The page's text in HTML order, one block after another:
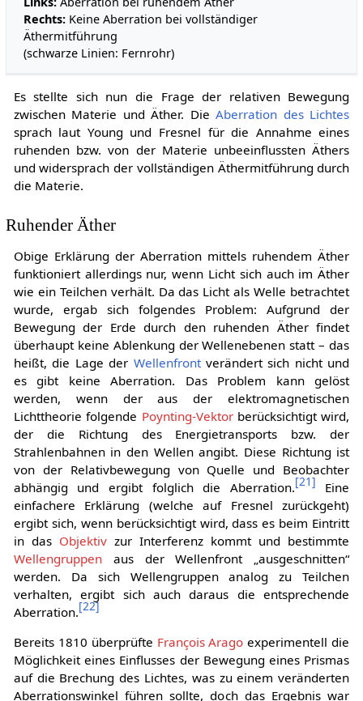
Rechts: Keine Aberration bei vollständiger
Äthermitführung
(schwarze Linien: Fernrohr)
Es stellte sich nun die Frage der relativen Bewegung
zwischen Materie und Äther. DieAberration des Lichtes
sprach laut Young und Fresnel für die Annahme eines
ruhenden bzw. von der Materie unbeeinflussten Äthers
und widersprach der vollständigen Äthermitführung durch
die Materie.
Ruhender Äther
Obige Erklärung der Aberration mittels ruhendem Äther
funktioniert allerdings nur, wenn Licht sich auch im Äther
wie ein Teilchen verhält. Da das Licht als Welle betrachtet
wurde, ergab sich folgendes Problem: Aufgrund der
Bewegung der Erde durch den ruhenden Äther findet
überhaupt keine Ablenkung der Wellenebenen statt – das
heißt, die Lage der Wellenfrontverändert sich nicht und
es gibt keine Aberration. Das Problem kann gelöst
werden, wenn der aus der elektromagnetischen
Lichttheorie folgende Poynting-Vektorberücksichtigt wird,
der die Richtung des Energietransports bzw. der
Strahlenbahnen in den Wellen angibt. Diese Richtung ist
von der Relativbewegung von Quelle und Beobachter
abhängig und ergibt folglich die Aberration.[21] Eine
einfachere Erklärung (welche auf Fresnel zurückgeht)
ergibt sich, wenn berücksichtigt wird, dass es beim Eintritt
in das Objektivzur Interferenz kommt und bestimmte
Wellengruppenaus der Wellenfront „ausgeschnitten“
werden. Da sich Wellengruppen analog zu Teilchen
verhalten, ergibt sich auch daraus die entsprechende
Aberration.[22]
Bereits 1810 überprüfte François Arago experimentell die
Möglichkeit eines Einflusses der Bewegung eines Prismas
auf die Brechung des Lichtes, was zu einem veränderten
Aberrationswinkel führen sollte, doch das Ergebnis war